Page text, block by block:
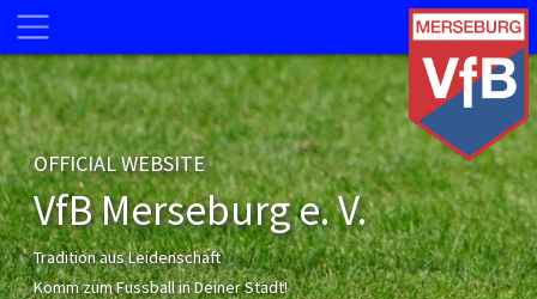
OFFICIAL WEBSITE
VfB Merseburg e. V.
Tradition aus Leidenschaft
Komm zum Fussball in Deiner Stadt!